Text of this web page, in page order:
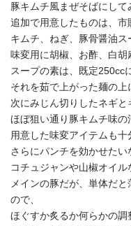
豚キムチ風まぜそばにして
追加で用意したものは、市
キムチ、ねぎ、豚骨醤油ス
味変用に胡椒、お酢、白胡
スープの素は、既定250cc
それを茹で上がった麺の上
次にみじん切りしたネギと
ほぼ狙い通り豚キムチ味の
用意した味変アイテムも十
さらにパンチを効かせたい
コチュジャンや山椒オイル
メインの豚だが、単体だ
ので、
ほぐすか炙るか何らかの調